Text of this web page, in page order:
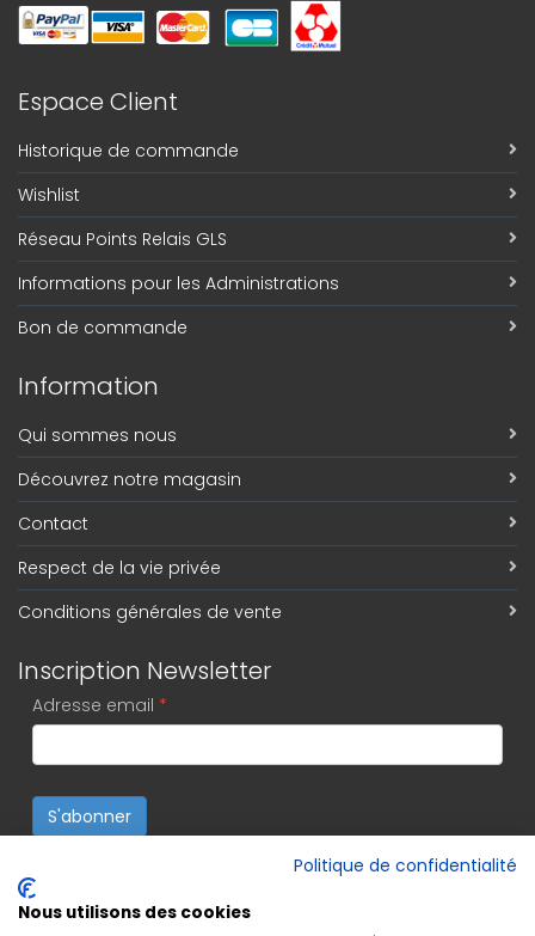
Espace Client
Historique de commande
Wishlist
Réseau Points Relais GLS
Informations pour les Administrations
Bon de commande
Information
Qui sommes nous
Découvrez notre magasin
Contact
Respect de la vie privée
Conditions générales de vente
Inscription Newsletter
Adresse email *
S'abonner
Politique de confidentialité
Nous utilisons des cookies